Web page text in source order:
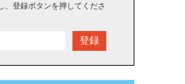
、登録ボタンを押してくださ
登録